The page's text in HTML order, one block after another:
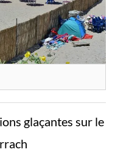
glaçantes sur le